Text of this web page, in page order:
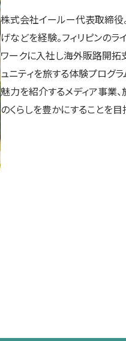
株式会社イールー代表取締役
げなどを経験。フィリピンの
ワークに入社し海外販路開拓
ュニティを旅する体験プログ
魅力を紹介するメディア事業
のくらしを豊かにすることを目